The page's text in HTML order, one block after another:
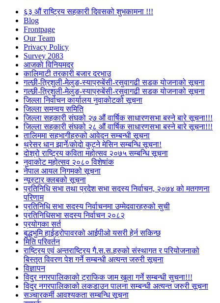
६३ औं राष्ट्रिय सहकारी दिवसको शुभकामना !!!
Blog
Frontpage
Our Team
Privacy Policy
Survey 2083
आजकाे विनियमदर
कालिमाटी तरकारी बजार दरभाउ
गल्छी-त्रिशुली-मेलुङ-स्याप्रुबेंसी-रसुवागढी सडक योजनाको सूचना
गल्छी-त्रिशुली-मेलुङ-स्याप्रुबेंसी-रसुवागढी सडक योजनाको सूचना
जिल्ला निर्वाचन कार्यालय नुवाकोटको सूचना
जिल्ला समन्वय समिति
जिल्ला सहकारी संघको २७ औं वार्षिक साधारणसभा बस्ने बारे सूचना!!!
जिल्ला सहकारी संघको २८ औं वार्षिक साधारणसभा बस्ने बारे सूचना!!!
तालिममा सहभागीहरुको आवेदन सम्बन्धी सूचना
थ्रेसर धान झार्ने/काेदाे कुट्ने मेसिन सम्बन्धि सूचना!
दोश्रो राष्ट्रिय कविता महोत्सव २०७५ सम्बन्धि सूचना
नुवाकोट महोत्सव २०८० विशेषांक
नेपाल आयल निगमको सूचना
न्यूस्टार क्लबको सूचना
प्रतिनिधि सभा तथा प्रदेश सभा सदस्य निर्वाचन, २०७४ को मतगणना
परिणाम
प्रतिनिधि सभा सदस्य निर्वाचनमा उम्मेदवारहरुको सुची
प्रतिनिधिसभा सदस्य निर्वाचन २०८२
प्रयोगका सर्त
बुद्धभुमि हाईड्रोपावरको आईपीओ यसरी हेर्न सकिन्छ
मिति परिवर्तन
राष्ट्रिय एवं अन्तराष्ट्रिय गै.स.स.हरुको संस्थागत र परियोजनाको
बिस्तृत विवरण पेश गर्ने सम्बन्धी अत्यन्त जरुरी सूचना
विज्ञापन
विदुर नगरपालिकाको ट्राफिक जाम खुला गर्ने सम्बन्धी सुचना!!!
विदुर नगरपालिकाको लकडाउन पालना सम्बन्धी अत्यन्त जरुरी सूचना
सञ्चारकर्मी आवश्यकता सम्बन्धि सूचना